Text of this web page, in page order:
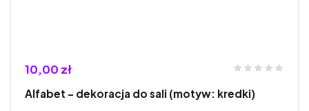
10,00 zł
Alfabet - dekoracja do sali (motyw: kredki)